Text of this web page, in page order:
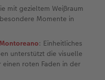
mit gezieltem Weißraum
Momente in
: Einheitliches
unterstützt die visuelle
roten Faden in der